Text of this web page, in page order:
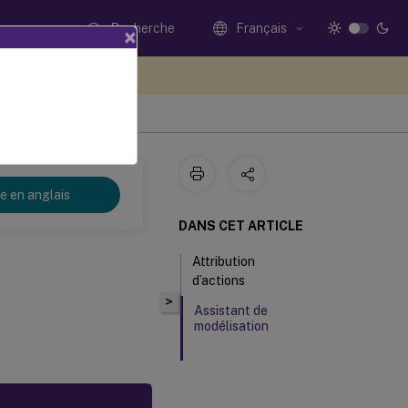
Recherche Français
en anglais
>
DANS CET ARTICLE
Attribution
d’actions
Assistant de
modélisation
×